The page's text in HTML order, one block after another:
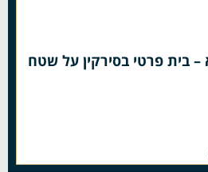
בית פרטי בסירקין על שטח